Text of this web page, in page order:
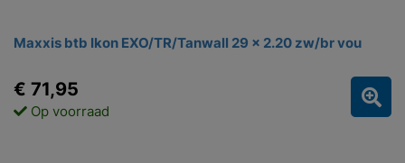
Maxxis btb Ikon EXO/TR/Tanwall 29 x 2.20 zw/br vou
€ 71,95
Op voorraad